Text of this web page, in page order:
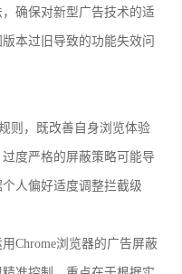
确保对新型广告技术的适
本过旧导致的功能失效问
则，既改善自身浏览体验
度严格的屏蔽策略可能导
人偏好适度调整拦截级
Chrome浏览器的广告屏蔽